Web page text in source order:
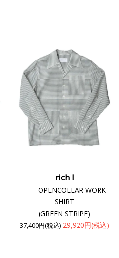
rich I
OPENCOLLAR WORK
SHIRT
(GREEN STRIPE)
37,400円(税込) 29,920円(税込)